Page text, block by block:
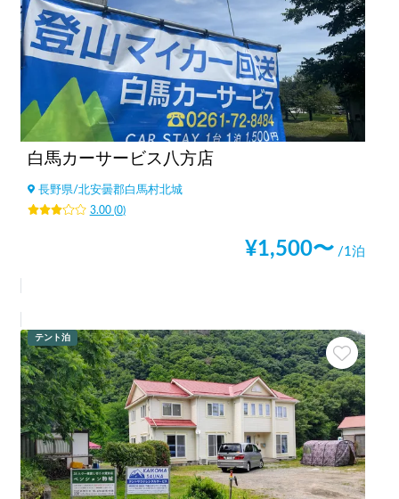
白馬カーサービス八方店
長野県/北安曇郡白馬村北城
3.00(0)
¥1,500〜 /1泊
テント泊